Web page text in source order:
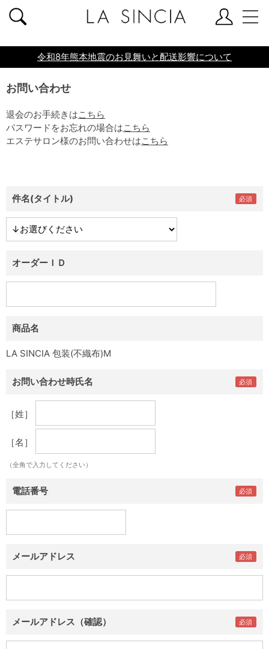
共通ヘッダー
令和8年熊本地震のお見舞いと配送影響について
お問い合わせ
退会のお手続きはこちら
パスワードをお忘れの場合はこちら
エステサロン様のお問い合わせはこちら
件名(タイトル)
オーダーＩＤ
商品名
LA SINCIA 包装(不織布)M
お問い合わせ時氏名
［姓］
［名］
（全角で入力してください）
電話番号
メールアドレス
メールアドレス（確認）